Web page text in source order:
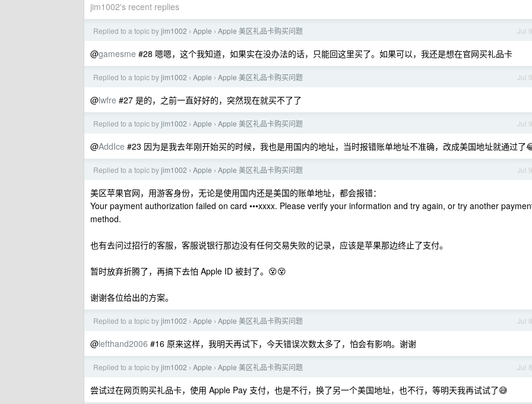
jim1002's recent replies
Jul 9
Replied to a topic byjim1002 › Apple › Apple 美区礼品卡购买问题
@gamesme #28 嗯嗯，这个我知道，如果实在没办法的话，只能回这里买了。如果可以，我还是想在官网买礼品卡
Jul 9
Replied to a topic byjim1002 › Apple › Apple 美区礼品卡购买问题
@lwfre #27 是的，之前一直好好的，突然现在就买不了了
Jul 9
Replied to a topic byjim1002 › Apple › Apple 美区礼品卡购买问题
@AddIce #23 因为是我去年刚开始买的时候，我也是用国内的地址，当时报错账单地址不准确，改成美国地址就通过了
Jul 9
Replied to a topic byjim1002 › Apple › Apple 美区礼品卡购买问题
美区苹果官网，用游客身份，无论是使用国内还是美国的账单地址，都会报错：
Your payment authorization failed on card •••xxxx. Please verify your information and try again, or try another
method.
也有去问过招行的客服，客服说银行那边没有任何交易失败的记录，应该是苹果那边终止了支付。
暂时放弃折腾了，再搞下去怕 Apple ID 被封了。😵😵
谢谢各位给出的方案。
Jul 8
Replied to a topic byjim1002 › Apple › Apple 美区礼品卡购买问题
@lefthand2006 #16 原来这样，我明天再试下，今天错误次数太多了，怕会有影响。谢谢
Jul 8
Replied to a topic byjim1002 › Apple › Apple 美区礼品卡购买问题
尝试过在网页购买礼品卡，使用 Apple Pay 支付，也是不行，换了另一个美国地址，也不行，等明天我再试试了😅